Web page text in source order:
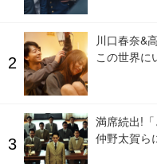
川口春奈&
この世界に
満席続出!
仲野太賀ら